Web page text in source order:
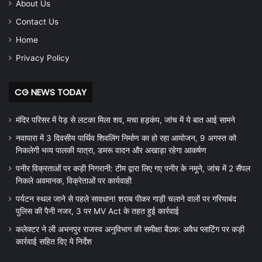
About Us
Contact Us
Home
Privacy Policy
CG NEWS TODAY
मंदिर परिसर में पेड़ से लटका मिला शव, मचा हड़कंप, जांच में ये बात आई सामने
नवापारा में 3 दिवसीय पार्थिव शिवलिंग निर्माण का हो रहा आयोजन, 9 अगस्त को
निकलेगी भव्य पालकी यात्रा, डमरू वादन और अखाड़ा रहेगा आकर्षण
पनीर विक्रताओं पर कड़ी निगरानी: टीम द्वारा लिए गए पनीर के नमूने, जांच में 2 सैंपल
निकले अवमानक, विक्रेताओं पर कार्यवाही
पर्यटन स्थल जाने से पहले सावधान! शराब पीकर गाड़ी चलाने वालों पर गरियाबंद
पुलिस की पैनी नजर, 3 पर MV Act के तहत हुई कार्रवाई
कलेक्टर ने ली अभनपुर राजस्व अनुविभाग की समीक्षा बैठक: अवैध प्लाटिंग पर कड़ी
कार्रवाई सहित दिए ये निर्देश